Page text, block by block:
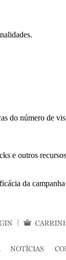
do número de
e outros
da